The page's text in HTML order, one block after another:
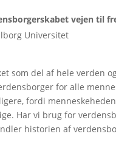
vejen til
Universitet
som del af hele verden
for alle
fordi
Har vi brug for
historien af